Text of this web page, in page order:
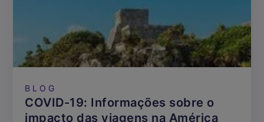
BLOG
COVID-19: Informações sobre o
impacto das viagens na América